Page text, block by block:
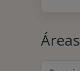
Áreas